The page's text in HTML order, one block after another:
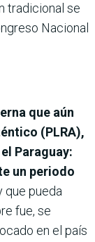
tradicional se
Nacional
que aún
(PLRA),
Paraguay:
un periodo
que pueda
fue, se
en el país